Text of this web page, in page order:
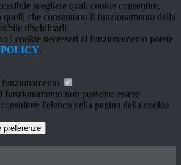
scegliere quali cookie consentire.
quelli che consentono il funzionamento della
disabilitarli.
i cookie necessari al funzionamento potete
.
funzionamento non possono essere
l'elenco nella pagina della cookie
preferenze